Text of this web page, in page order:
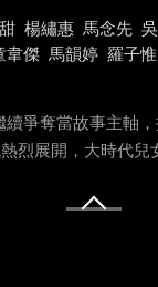
楊繡惠 馬念先
韋傑 馬韻婷 羅子惟
爭奪當故事主軸
烈展開，大時代